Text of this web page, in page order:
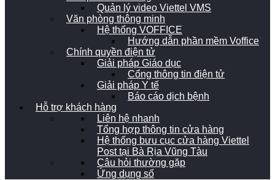
Quản lý video Viettel VMS
Văn phòng thông minh
Hệ thống VOFFICE
Hướng dẫn phần mềm Voffice
Chính quyền điện tử
Giải pháp Giáo dục
Cổng thông tin điện tử
Giải pháp Y tế
Báo cáo dịch bệnh
Hỗ trợ khách hàng
Liên hệ nhanh
Tổng hợp thông tin cửa hàng
Hệ thống bưu cục cửa hàng Viettel
Post tại Bà Rịa Vũng Tàu
Câu hỏi thường gặp
Ứng dụng số